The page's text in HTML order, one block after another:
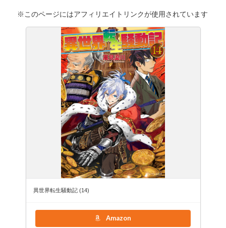
※このページにはアフィリエイトリンクが使用されています
異世界転生騒動記 (14)
Amazon